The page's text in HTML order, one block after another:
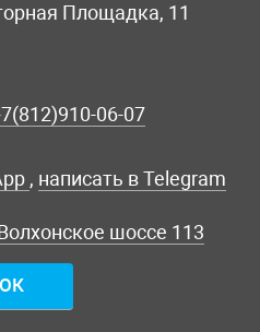
Площадка, 11
06-07
, написать в Telegram
шоссе 113